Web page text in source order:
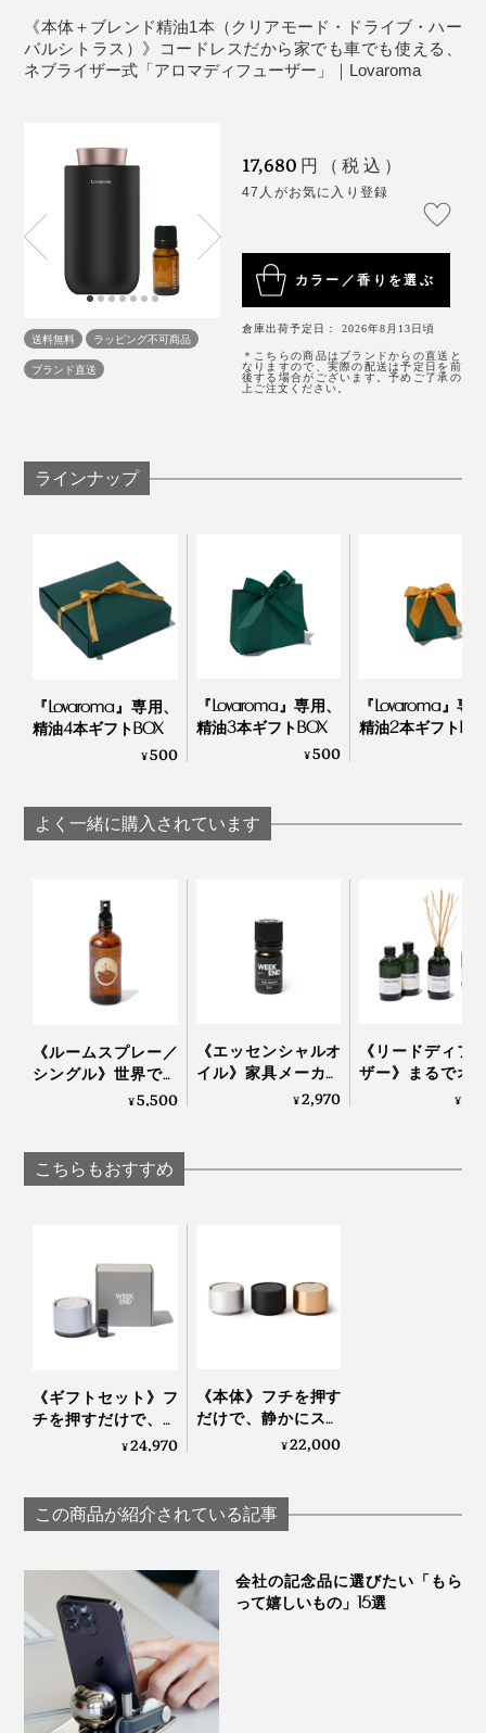
レモングラス、ペパーミント、ユーカリレモンが織りな
す清涼感のある香りは、寝室やリビング、アウトドアシ
ーンにもおすすめです。
ダー、ユーカリレモン、ペパーミント
「ブレンド精油」単品（クリアモード・ドライブ・
ハーバルシトラス）はこちら＞
「ブレンド精油」単品（おやすみ空間）はこちら＞
「本体＋ブレンド精油1本（おやすみ空間）はこちら
＞
シックなブラックの箱入り
これまで、アロマは生活をより豊かにするプラスアルフ
ァのものと思っていましたが、マイナスがプラスに転じ
るのを実感。私のなかで、毎日に欠かせないアイテムに
精油」以外のオイルを使用した場合は、保証の対象
にはなりません。
《仕様（ブレンド精油）》
ブルス、ペパーミント、オールスパイス
レモン、グレープフルーツ、ローズマリー、スペ
アミント、シーフェンネル
［ハーバルシトラス］
グレープフルーツ、レモングラス、ラベンダー、
ユーカリレモン、ペパーミント
やすく、故障の原因になります。
過負荷のコンセント、破損した電源ケーブルやアダ
プターを使用しないでください。
動作している時、またはオイルを入れている時は、
逆さまにしないでください。
《お手入れ（本体）》
半年に１度を目安に、また、香りが弱くなったと感じた
お手入れを行なってください。
使用済みのオイルボトルを取り出し、アルコール
（無水エタノールまたは無香料・添加物なしの消
本体に取り付け、約10分間作動させる ※換気され
《使用上の注意（ブレンド精油）》
本品は芳香用途のみにご使用ください。肌への塗布
や飲用は絶対におやめください。
原液は非常に濃度が高いため、直接触れないようご
目・口・鼻などの粘膜部位への接触は避けてくださ
い。
ださい。
家具やプラスチックなどに付着すると、変色・変質
こぼれた際はすぐに拭き取ってください。
ペットのいる空間で使用する際は、換気を十分に行
ってください。
オイルのついたタオルや衣類は高温乾燥機での乾燥
を避け、自然乾燥をおすすめします。
《本体＋ブレンド精油1本（クリアモード・ドライブ・ハー
バルシトラス）》コードレスだから家でも車でも使える、
ネブライザー式「アロマディフューザー」｜Lovaroma
送料無料
ラッピング不可商品
ブランド直送
17,680 円（税込）
47人がお気に入り登録
カラー／香りを選ぶ
倉庫出荷予定日： 2026年8月13日頃
＊こちらの商品はブランドからの直送と
なりますので、実際の配送は予定日を前
後する場合がございます。予めご了承の
上ご注文ください。
ラインナップ
『Lovaroma』専用、
精油4本ギフトBOX
¥500
『Lovaroma』専用、
精油3本ギフトBOX
¥500
『Lovaroma』専
精油2本ギフト
よく一緒に購入されています
《ルームスプレー／
シングル》世界で愛
されるタイのアロマ
KARMAKAMET
¥5,500
《エッセンシャルオ
イル》家具メーカー
が独自の製法で抽
¥2,970
《リードディフ
ザー》まるでオ
トラリアの大自
¥
こちらもおすすめ
《ギフトセット》フ
チを押すだけで、静
かにスイッチON！
ィフューザー本体＋
エッセンシャルオイ
AROMA DIFFUSER 2
¥24,970
《本体》フチを押す
だけで、静かにスイ
ッチON！水なし・
ザー 2」｜WEEK
END｜AROMA
¥22,000
この商品が紹介されている記事
会社の記念品に選びたい「もら
って嬉しいもの」15選